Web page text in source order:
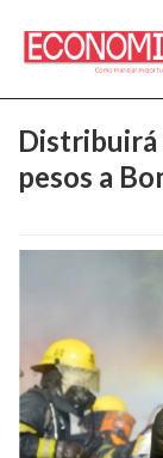
Distribuirá
pesos a